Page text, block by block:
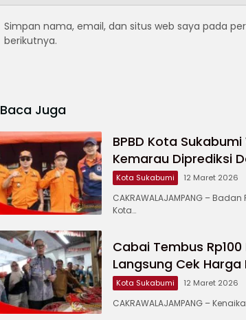
Simpan nama, email, dan situs web saya pada
berikutnya.
Baca Juga
BPBD Kota
Kemarau Diprediksi
Kota Sukabumi 12 Maret 2026
CAKRAWALAJAMPANG –
Kota…
Cabai Tembus
Langsung Cek Harga
Kota Sukabumi 12 Maret 2026
CAKRAWALAJAMPANG –